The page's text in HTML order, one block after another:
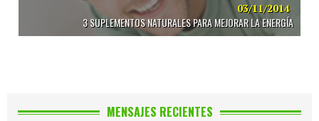
03/11/2014
3 SUPLEMENTOS NATURALES PARA MEJORAR LA ENERGÍA
MENSAJES RECIENTES